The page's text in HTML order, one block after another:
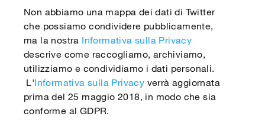
Non abbiamo una mappa dei dati di Twitter
che possiamo condividere pubblicamente,
ma la nostra Informativa sulla Privacy
descrive come raccogliamo, archiviamo,
utilizziamo e condividiamo i dati personali.
L'Informativa sulla Privacy verrà aggiornata
prima del 25 maggio 2018, in modo che sia
conforme al GDPR.